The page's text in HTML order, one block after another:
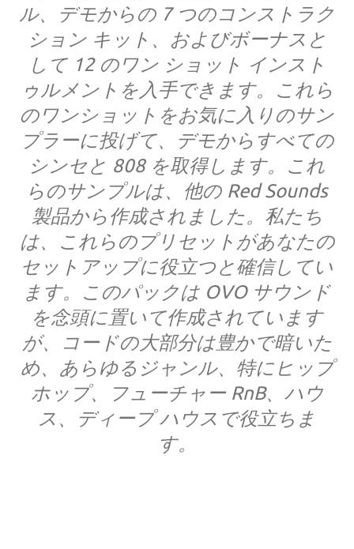
ル、デモからの 7 つのコンストラク
ション キット、およびボーナスと
して 12 のワン ショット インスト
ゥルメントを入手できます。これら
のワンショットをお気に入りのサン
プラーに投げて、デモからすべての
シンセと 808 を取得します。これ
らのサンプルは、他の Red Sounds
製品から作成されました。私たち
は、これらのプリセットがあなたの
セットアップに役立つと確信してい
ます。このパックは OVO サウンド
を念頭に置いて作成されています
が、コードの大部分は豊かで暗いた
め、あらゆるジャンル、特にヒップ
ホップ、フューチャー RnB、ハウ
ス、ディープ ハウスで役立ちま
す。